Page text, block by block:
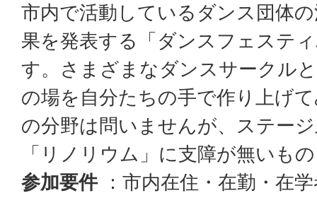
市内で活動しているダンス団体
果を発表する「ダンスフェステ
す。さまざまなダンスサークル
の場を自分たちの手で作り上げ
の分野は問いませんが、ステー
「リノリウム」に支障が無いも
参加要件：市内在住・在勤・在